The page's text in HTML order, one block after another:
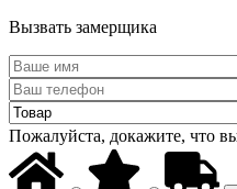
Вызвать замерщика
Пожалуйста, докажите, что